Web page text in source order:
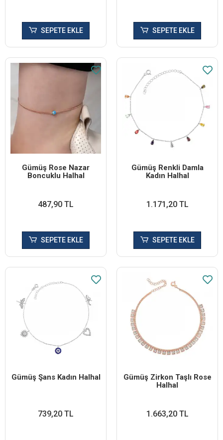
SEPETE EKLE SEPETE EKLE
Gümüş Rose Nazar
Boncuklu Halhal
487,90 TL
SEPETE EKLE
Gümüş Renkli Damla
Kadın Halhal
1.171,20 TL
SEPETE EKLE
Gümüş Şans Kadın Halhal
739,20 TL
Gümüş Zirkon Taşlı Rose
Halhal
1.663,20 TL